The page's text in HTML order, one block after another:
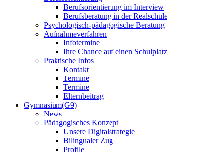
Berufsorientierung im Interview
Berufsberatung in der Realschule
Psychologisch-pädagogische Beratung
Aufnahmeverfahren
Infotermine
Ihre Chance auf einen Schulplatz
Praktische Infos
Kontakt
Termine
Termine
Elternbeitrag
Gymnasium(G9)
News
Pädagogisches Konzept
Unsere Digitalstrategie
Bilingualer Zug
Profile